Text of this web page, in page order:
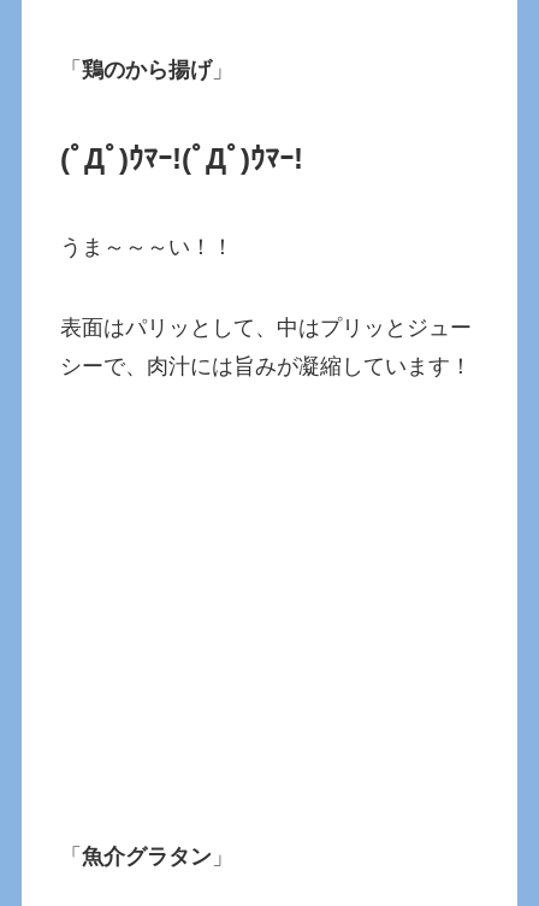
「鶏のから揚げ」
(ﾟДﾟ)ｳﾏｰ!(ﾟДﾟ)ｳﾏｰ!
うま～～～い！！
表面はパリッとして、中はプリッとジュー
シーで、肉汁には旨みが凝縮しています！
「魚介グラタン 」